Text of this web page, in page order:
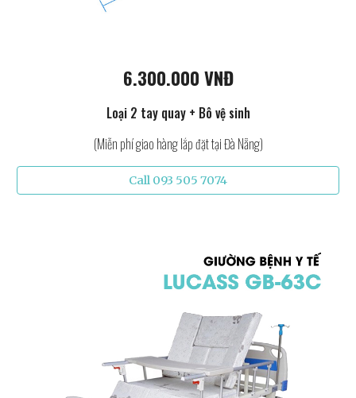
6.300.000 VNĐ
Loại 2 tay quay + Bô vệ sinh
(Miễn phí giao hàng lắp đặt tại Đà Nẵng)
Call 093 505 7074